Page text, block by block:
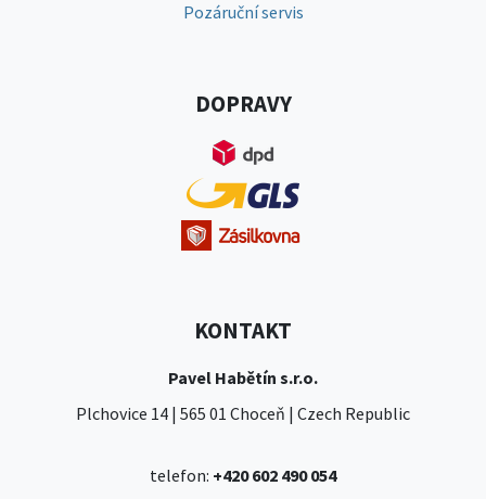
Pozáruční servis
DOPRAVY
KONTAKT
Pavel Habětín s.r.o.
Plchovice 14 | 565 01 Choceň | Czech Republic
telefon: +420 602 490 054